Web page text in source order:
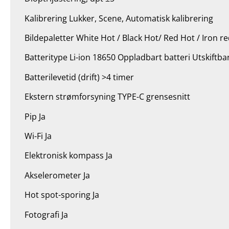
Kalibrering Lukker, Scene, Automatisk kalibrering
Bildepaletter White Hot / Black Hot/ Red Hot / Iron
Batteritype Li-ion 18650 Oppladbart batteri
Batterilevetid (drift) >4 timer
Ekstern strømforsyning TYPE-C grensesnitt
Pip Ja
Wi-Fi Ja
Elektronisk kompass Ja
Akselerometer Ja
Hot spot-sporing Ja
Fotografi Ja